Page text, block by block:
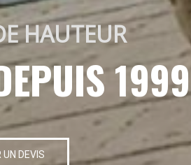
HAUTEUR
1999
UN DEVIS